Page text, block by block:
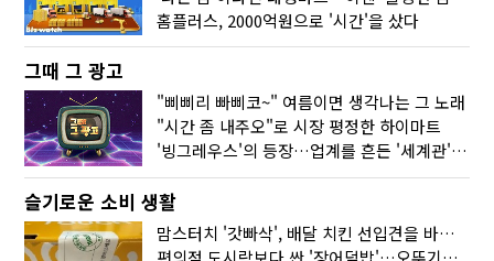
홈플러스, 2000억원으로 '시간'을 샀다
그때 그 광고
"삐삐리 빠삐코~" 여름이면 생각나는 그 노래
"시간 좀 내주오"로 시장 평정한 하이마트
'빙그레우스'의 등장…업계를 흔든 '세계관' 마케팅
슬기로운 소비 생활
맘스터치 '갓빠삭', 배달 치킨 선입견을 바꿨다